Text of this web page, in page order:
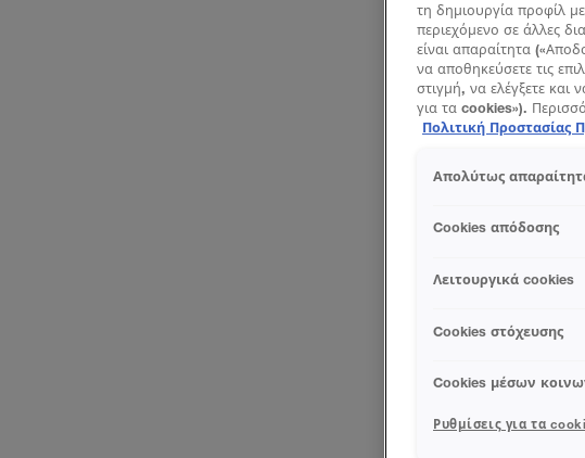
τη δημιουργία προφίλ
περιεχόμενο σε άλλες
είναι απαραίτητα
να αποθηκεύσετε τις
στιγμή, να ελέγξετε και
για τα cookies»).
Πολιτική
Απολύτως
Cookies απόδοσης
Λειτουργικά cookies
Cookies στόχευσης
Cookies μέσων
Ρυθμίσεις για τα